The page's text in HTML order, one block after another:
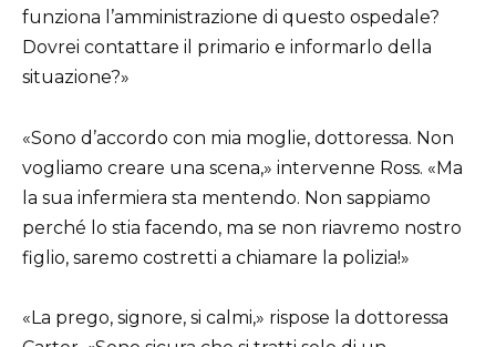
funziona l’amministrazione di questo ospedale?
Dovrei contattare il primario e informarlo della
situazione?»
«Sono d’accordo con mia moglie, dottoressa. Non
vogliamo creare una scena,» intervenne Ross. «Ma
la sua infermiera sta mentendo. Non sappiamo
perché lo stia facendo, ma se non riavremo nostro
figlio, saremo costretti a chiamare la polizia!»
«La prego, signore, si calmi,» rispose la dottoressa